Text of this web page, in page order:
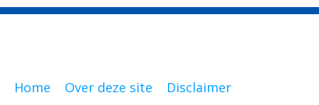
Home Over deze site Disclaimer